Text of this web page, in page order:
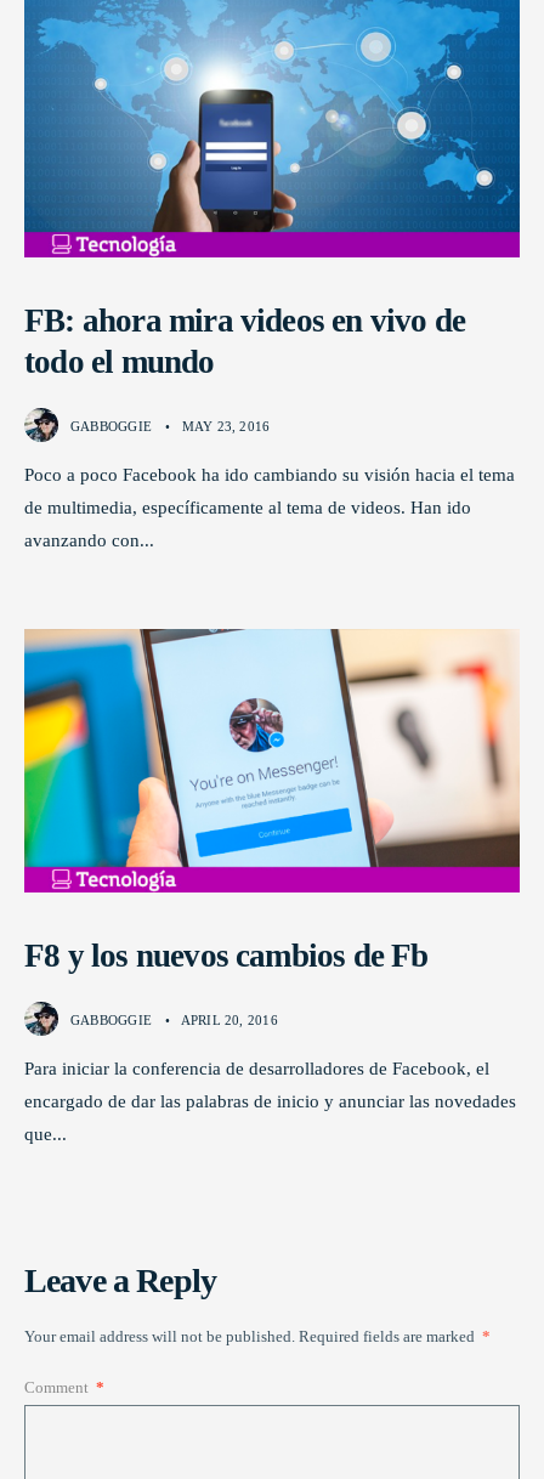
FB: ahora mira videos en vivo de
todo el mundo
GABBOGGIE • MAY 23, 2016
Poco a poco Facebook ha ido cambiando su visión hacia el tema
de multimedia, específicamente al tema de videos. Han ido
avanzando con...
F8 y los nuevos cambios de Fb
GABBOGGIE • APRIL 20, 2016
Para iniciar la conferencia de desarrolladores de Facebook, el
encargado de dar las palabras de inicio y anunciar las novedades
que...
Leave a Reply
Your email address will not be published. Required fields are marked *
Comment *